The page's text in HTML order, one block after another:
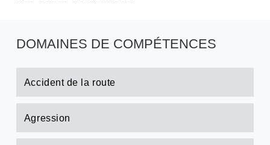
DOMAINES DE COMPÉTENCES
Accident de la route
Agression